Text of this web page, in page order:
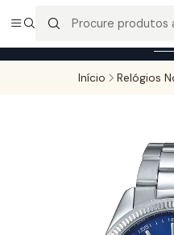
Entregas gratuitas para
encomendas serão
Início Relógios